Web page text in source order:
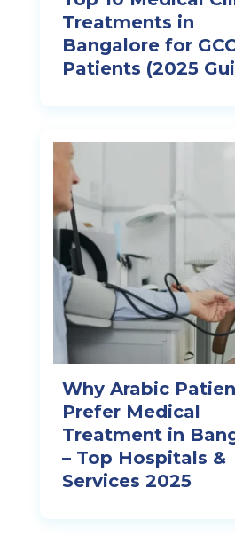
Treatments in
Bangalore for
Patients (2025
Why Arabic
Prefer Medical
Treatment in
– Top Hospitals &
Services 2025